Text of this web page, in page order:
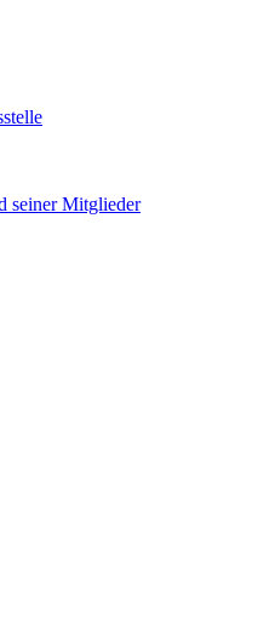
seiner Mitglieder